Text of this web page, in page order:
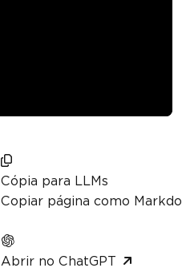
Cópia para LLMs
Copiar página como
Abrir no ChatGPT